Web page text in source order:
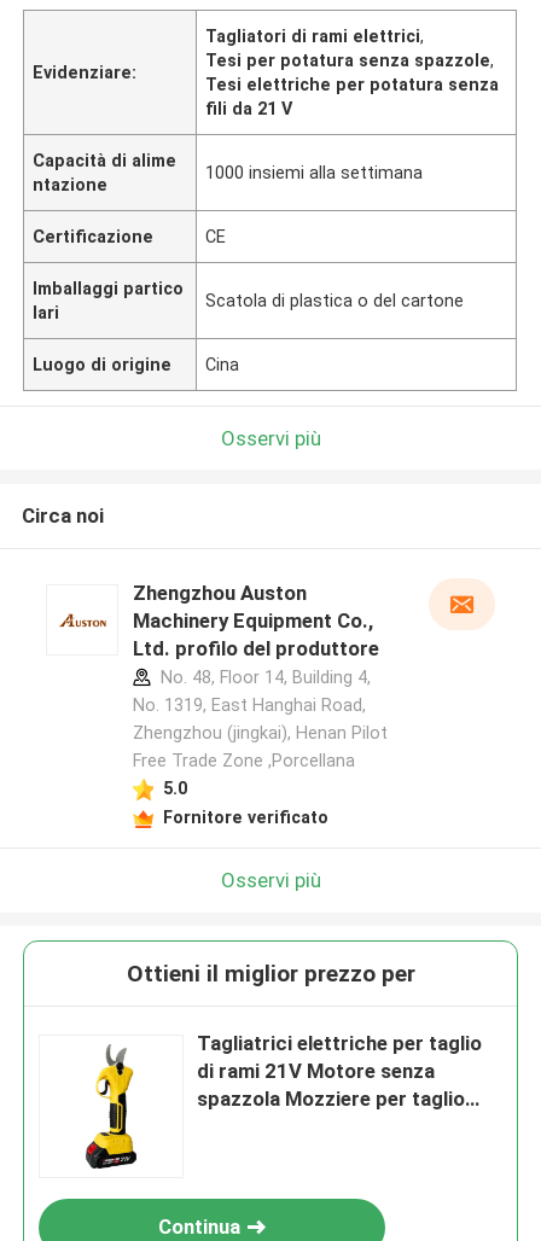
Evidenziare:
Tagliatori di rami elettrici,
Tesi per potatura senza spazzole,
Tesi elettriche per potatura senza
fili da 21 V
Capacità di alime
ntazione
1000 insiemi alla settimana
Certificazione CE
Imballaggi partico
lari
Scatola di plastica o del cartone
Luogo di origine Cina
Osservi più
Circa noi
Zhengzhou Auston
Machinery Equipment Co.,
Ltd. profilo del produttore
No. 48, Floor 14, Building 4,
No. 1319, East Hanghai Road,
Zhengzhou (jingkai), Henan Pilot
Free Trade Zone ,Porcellana
5.0
Fornitore verificato
Osservi più
Ottieni il miglior prezzo per
Tagliatrici elettriche per taglio
di rami 21V Motore senza
spazzola Mozziere per taglio
Continua